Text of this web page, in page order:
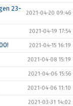
23-
2021-04-20 09:46
2021-04-19 17:54
2021-04-15 16:19
2021-04-08 15:19
2021-04-06 15:56
2021-04-06 11:10
2021-03-31 14:02